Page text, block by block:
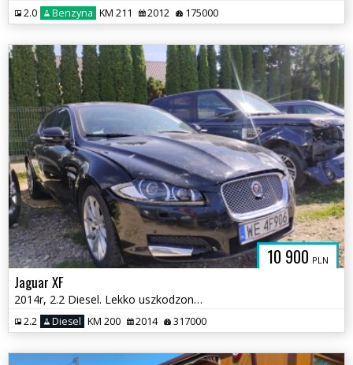
2.0 Benzyna KM 211 2012 175000
10 900 PLN
Jaguar XF
2014r, 2.2 Diesel. Lekko uszkodzony przód.
2.2 Diesel KM 200 2014 317000